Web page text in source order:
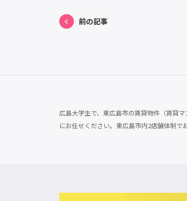
前の記事
広島大学生で、東広島市の賃貸物件（賃貸
にお任せください。東広島市内2店舗体制で